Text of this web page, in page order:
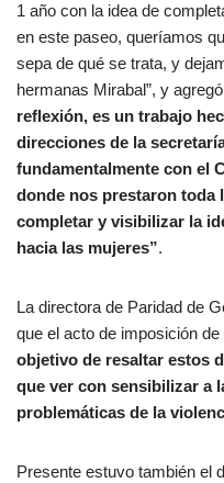
1 año con la idea de
en este paseo, queríamos
sepa de qué se trata, y
hermanas Mirabal”, y
reflexión, es un trabajo
direcciones de la
fundamentalmente con el
donde nos prestaron toda
completar y visibilizar la
hacia las mujeres”.
La directora de Paridad de
que el acto de imposición
objetivo de resaltar estos
que ver con sensibilizar a
problemáticas de la
Presente estuvo también el